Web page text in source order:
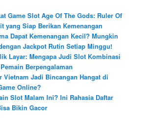
Game Slot Age Of The Gods: Ruler Of
yang Siap Berikan Kemenangan
Dapat Kemenangan Kecil? Mungkin
Jackpot Rutin Setiap Minggu!
Layar: Mengapa Judi Slot Kombinasi
Berpengalaman
Vietnam Jadi Bincangan Hangat di
Online?
Slot Malam Ini? Ini Rahasia Daftar
Bikin Gacor